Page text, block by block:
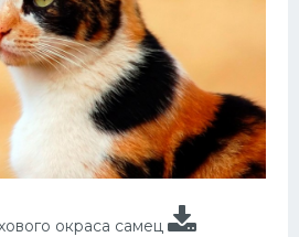
окраса самец